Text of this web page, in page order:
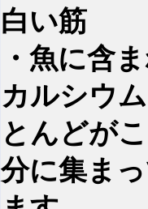
白い筋
・魚に含
カルシウ
とんどが
分に集ま